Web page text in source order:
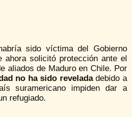
sido víctima del Gobierno
ahora solicitó protección ante el
aliados de Maduro en Chile. Por
no ha sido reveladadebido a
suramericano impiden dar a
refugiado.